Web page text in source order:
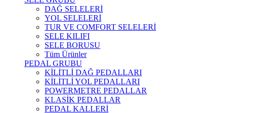
DAĞ SELELERİ
YOL SELELERİ
TUR VE COMFORT SELELERİ
SELE KILIFI
SELE BORUSU
Tüm Ürünler
PEDAL GRUBU
KİLİTLİ DAĞ PEDALLARI
KİLİTLİ YOL PEDALLARI
POWERMETRE PEDALLAR
KLASİK PEDALLAR
PEDAL KALLERİ